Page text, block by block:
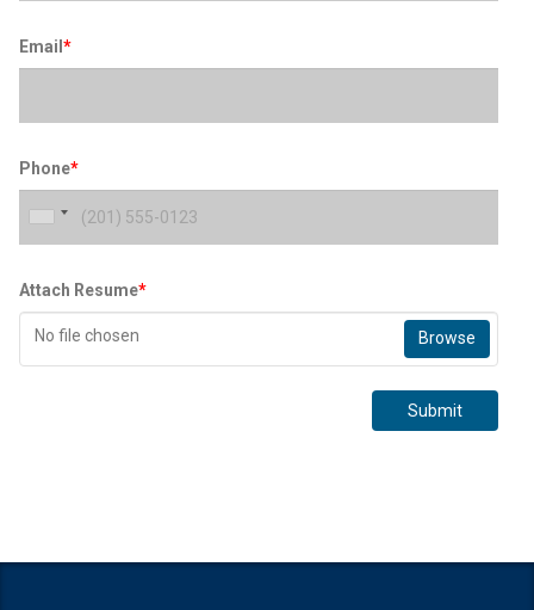
Email *
Phone*
Attach Resume*
No file chosen Browse
Submit